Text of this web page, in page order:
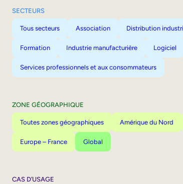
SECTEURS
Tous secteurs Association Distribution
Formation Industrie manufacturière Logiciel
Services professionnels et aux consommateurs
ZONE GÉOGRAPHIQUE
Toutes zones géographiques Amérique du Nord
Europe – France Global
CAS D’USAGE